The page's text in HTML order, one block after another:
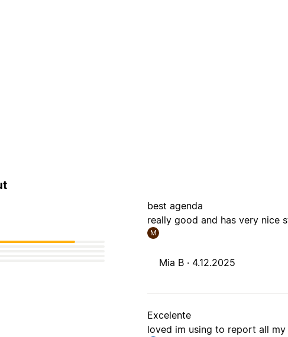
best agenda
really good and has very nice
M
Mia B · 4.12.2025
Excelente
loved im using to report all